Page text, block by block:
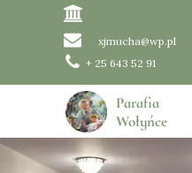
xjmucha@wp.pl
+ 25 643 52 91
Parafia
Wołyńce